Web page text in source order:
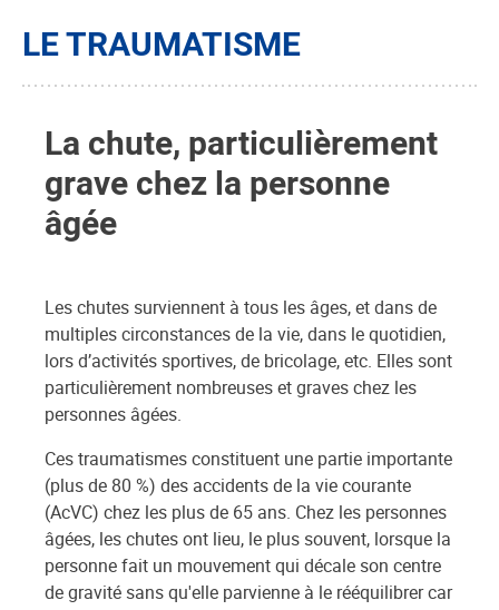
LE TRAUMATISME
La chute, particulièrement
grave chez la personne
âgée
Les chutes surviennent à tous les âges, et dans de
multiples circonstances de la vie, dans le quotidien,
lors d’activités sportives, de bricolage, etc. Elles sont
particulièrement nombreuses et graves chez les
personnes âgées.
Ces traumatismes constituent une partie importante
(plus de 80 %) des accidents de la vie courante
(AcVC) chez les plus de 65 ans. Chez les personnes
âgées, les chutes ont lieu, le plus souvent, lorsque la
personne fait un mouvement qui décale son centre
de gravité sans qu'elle parvienne à le rééquilibrer car